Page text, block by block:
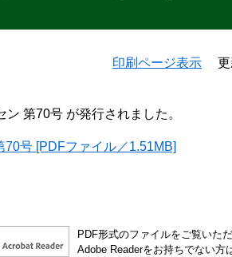
印刷ページ表示
ン 第70号 が発行されました。
70号 [PDFファイル／1.51MB]
PDF形式のファイルをご覧いた
Adobe Readerをお持ちでない方